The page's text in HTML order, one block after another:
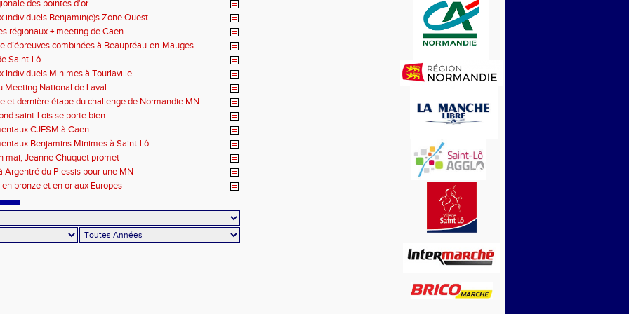
des pointes d'or
individuels Benjamin(e)s Zone Ouest
régionaux + meeting de Caen
d’épreuves combinées à Beaupréau-en-Mauges
Saint-Lô
Individuels Minimes à Tourlaville
Meeting National de Laval
et dernière étape du challenge de Normandie MN
saint-Lois se porte bien
CJESM à Caen
Benjamins Minimes à Saint-Lô
mai, Jeanne Chuquet promet
Argentré du Plessis pour une MN
bronze et en or aux Europes